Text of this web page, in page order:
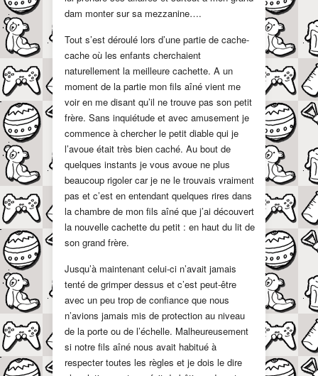
dam monter sur sa mezzanine….
Tout s’est déroulé lors d’une partie de cache-
cache où les enfants cherchaient
naturellement la meilleure cachette. A un
moment de la partie mon fils aîné vient me
voir en me disant qu’il ne trouve pas son petit
frère. Sans inquiétude et avec amusement je
commence à chercher le petit diable qui je
l’avoue était très bien caché. Au bout de
quelques instants je vous avoue ne plus
beaucoup rigoler car je ne le trouvais vraiment
pas et c’est en entendant quelques rires dans
la chambre de mon fils aîné que j’ai découvert
la nouvelle cachette du petit : en haut du lit de
son grand frère.
Jusqu’à maintenant celui-ci n’avait jamais
tenté de grimper dessus et c’est peut-être
avec un peu trop de confiance que nous
n’avions jamais mis de protection au niveau
de la porte ou de l’échelle. Malheureusement
si notre fils aîné nous avait habitué à
respecter toutes les règles et je dois le dire